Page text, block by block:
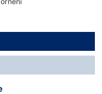
na dopravu a
uvedeno jinak.